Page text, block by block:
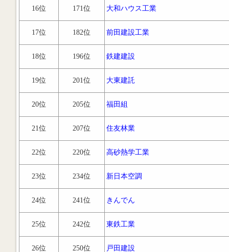
16位 171位 大和ハウス工業
17位 182位 前田建設工業
18位 196位 鉄建建設
19位 201位 大東建託
20位 205位 福田組
21位 207位 住友林業
22位 220位 高砂熱学工業
23位 234位 新日本空調
24位 241位 きんでん
25位 242位 東鉄工業
26位 250位 戸田建設